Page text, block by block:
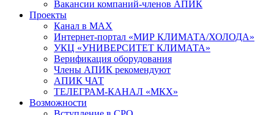
Вакансии компаний-членов АПИК
Проекты
Канал в MAX
Интернет-портал «МИР КЛИМАТА/ХОЛОДА»
УКЦ «УНИВЕРСИТЕТ КЛИМАТА»
Верификация оборудования
Члены АПИК рекомендуют
АПИК ЧАТ
ТЕЛЕГРАМ-КАНАЛ «МКХ»
Возможности